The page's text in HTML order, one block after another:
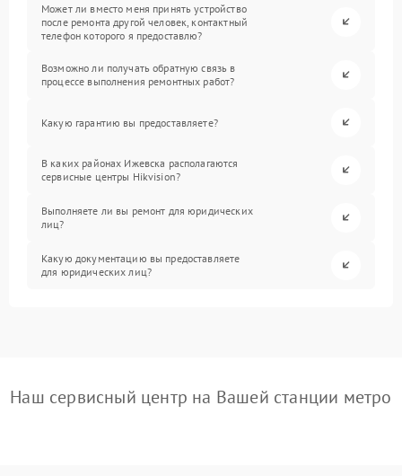
Может ли вместо меня принять устройство
после ремонта другой человек, контактный
телефон которого я предоставлю?
Возможно ли получать обратную связь в
процессе выполнения ремонтных работ?
Какую гарантию вы предоставляете?
В каких районах Ижевска располагаются
сервисные центры Hikvision?
Выполняете ли вы ремонт для юридических
лиц?
Какую документацию вы предоставляете
для юридических лиц?
Наш сервисный центр на Вашей станции метро